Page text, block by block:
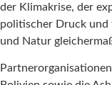
der Klimakrise, der
politischer Druck und
und Natur